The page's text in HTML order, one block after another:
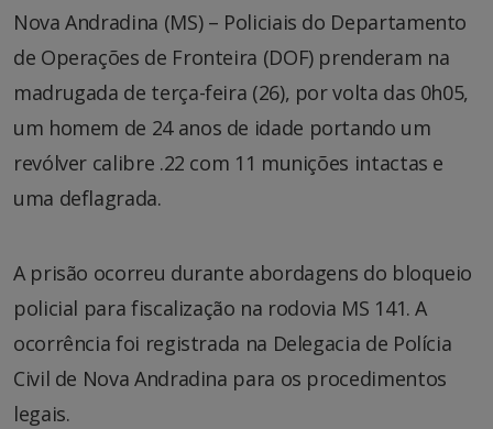
Nova Andradina (MS) – Policiais do Departamento
de Operações de Fronteira (DOF) prenderam na
madrugada de terça-feira (26), por volta das 0h05,
um homem de 24 anos de idade portando um
revólver calibre .22 com 11 munições intactas e
uma deflagrada.
A prisão ocorreu durante abordagens do bloqueio
policial para fiscalização na rodovia MS 141. A
ocorrência foi registrada na Delegacia de Polícia
Civil de Nova Andradina para os procedimentos
legais.